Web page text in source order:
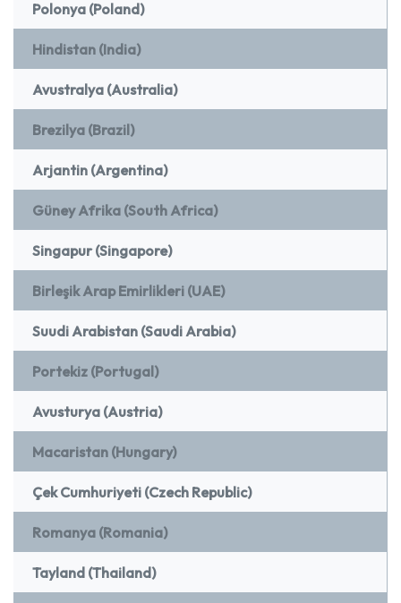
Polonya (Poland)
Hindistan (India)
Avustralya (Australia)
Brezilya (Brazil)
Arjantin (Argentina)
Güney Afrika (South Africa)
Singapur (Singapore)
Birleşik Arap Emirlikleri (UAE)
Suudi Arabistan (Saudi Arabia)
Portekiz (Portugal)
Avusturya (Austria)
Macaristan (Hungary)
Çek Cumhuriyeti (Czech Republic)
Romanya (Romania)
Tayland (Thailand)